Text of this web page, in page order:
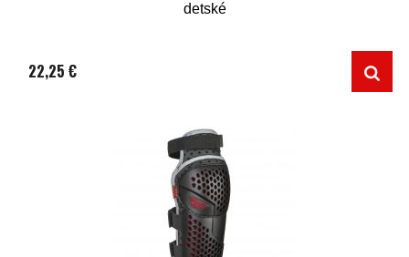
detské
22,25 €